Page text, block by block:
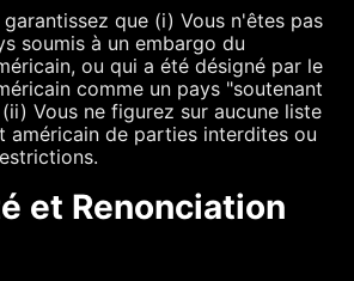
que (i) Vous n'êtes pas
soumis à un embargo du
ou qui a été désigné par le
comme un pays "soutenant
Vous ne figurez sur aucune liste
américain de parties interdites ou
et Renonciation